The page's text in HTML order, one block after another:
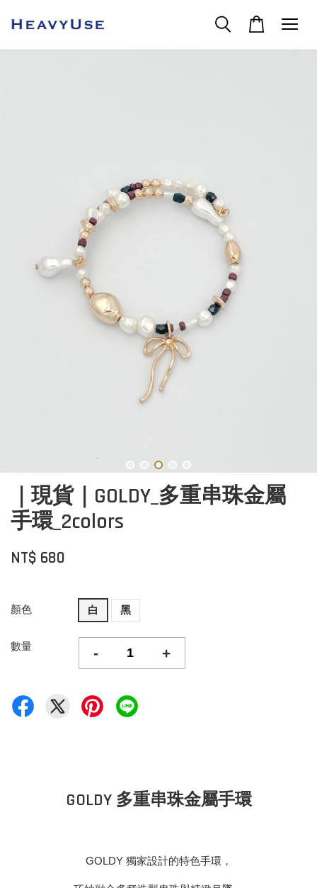
｜現貨｜GOLDY_多重串珠金屬
手環_2colors
NT$ 680
顏色 白 黑
數量 - +
GOLDY 多重串珠金屬手環
GOLDY 獨家設計的特色手環，